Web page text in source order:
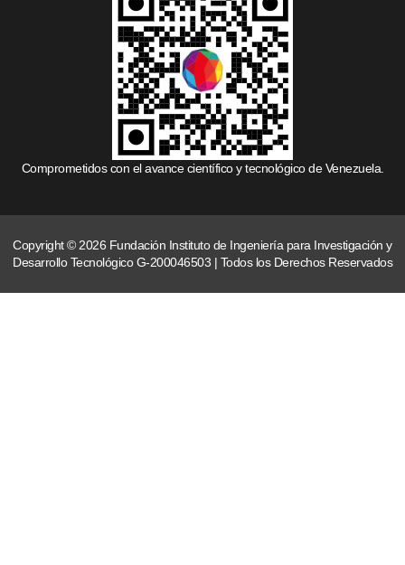
Comprometidos con el avance científico y tecnológico de Venezuela.
Copyright © 2026 Fundación Instituto de Ingeniería para Investigación y
Desarrollo Tecnológico G-200046503 | Todos los Derechos Reservados